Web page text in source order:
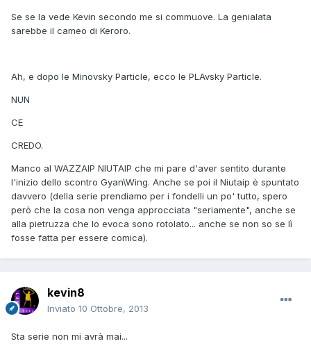
Se se la vede Kevin secondo me si commuove. La genialata
sarebbe il cameo di Keroro.
Ah, e dopo le Minovsky Particle, ecco le PLAvsky Particle.
NUN
CE
CREDO.
Manco al WAZZAIP NIUTAIP che mi pare d'aver sentito durante
l'inizio dello scontro Gyan\Wing. Anche se poi il Niutaip è spuntato
davvero (della serie prendiamo per i fondelli un po' tutto, spero
però che la cosa non venga approcciata "seriamente", anche se
alla pietruzza che lo evoca sono rotolato... anche se non so se lì
fosse fatta per essere comica).
kevin8
Inviato 10 Ottobre, 2013
Sta serie non mi avrà mai...